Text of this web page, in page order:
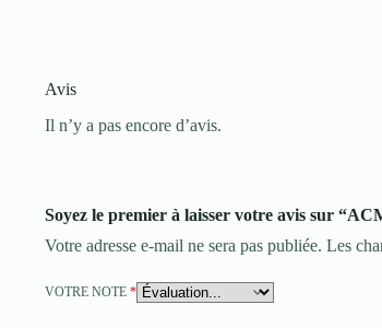
Avis
Il n’y a pas encore d’avis.
Soyez le premier à laisser votre avis sur
Votre adresse e-mail ne sera pas publiée. Les
VOTRE NOTE *